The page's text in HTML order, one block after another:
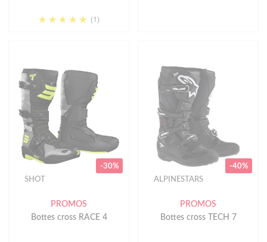
(1)
-30%
SHOT
PROMOS
Bottes cross RACE 4
-40%
ALPINESTARS
PROMOS
Bottes cross TECH 7